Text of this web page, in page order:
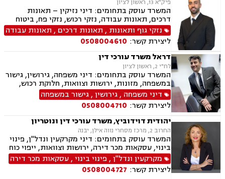
פיק"א 13, ראשון לציון
המשרד עוסק בתחומים: דיני נזיקין – תאונות
דרכים, תאונות עבודה, נזקי רכוש, נזקי פח, ביטוח
לאומי – נכות מעבודה, נכות כללית, דיני עבודה –
הטרדות מיניות במקום העבודה, התעמרות, הלנת
שכר, משרד הביטחון, ליטיגציה אזרחית, ייפוי כוח
מתמשך, משפט מסחרי, צוואות, ירושות, הסכמי
ממון, הסכמי פרידה
נזקי גוף ותאונות , תאונות דרכים , תאונות עבודה
ליצירת קשר: 0508004610
דראל משרד עורכי דין
לח"י 2, ראשון לציון
המשרד עוסק בתחומים: דיני משפחה, גירושין, גישור
במשפחה, מזונות, ירושות וצוואות, חלוקת רכוש,
חטיפת ילדים, ידועים בציבור, הורות חד מינית,
משמורת
דיני משפחה ,גירושין,גישור במשפחה
ליצירת קשר: 0508004710
יהודית דוידוביץ, משרד עורכי דין ונוטריון
החרוב 2, מרכז מסחרי נווה אילן, יבנה
המשרד עוסק בתחומים: דיני מקרקעין ונדל"ן, פינוי
בינוי, עסקאות מכר דירה, ירושות וצוואות, ייפוי כוח
מתמשך, מיסוי נדל"ן, תמ"א 38, הסכמי ממון,
מושבים וקיבוצים, מגרשים לבניה.
מקרקעין ונדל"ן, פינוי בינוי,עסקאות מכר דירה
ליצירת קשר: 0508004727